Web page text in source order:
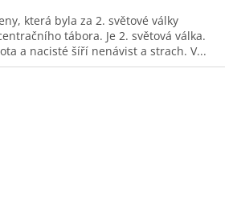
která byla za 2. světové války
tábora. Je 2. světová válka.
a nacisté šíří nenávist a strach. V...